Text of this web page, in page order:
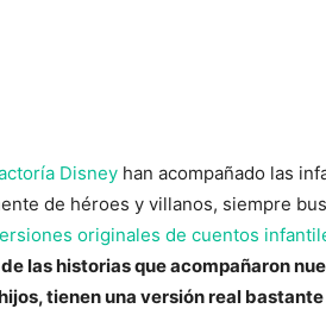
Disney han acompañado las
de héroes y villanos, siempre
originales de cuentos
las historias que acompañaron
tienen una versión real